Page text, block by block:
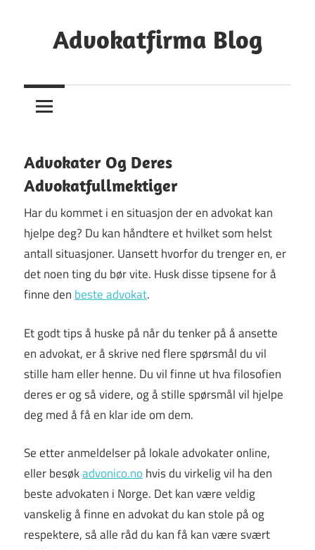
contentAdvokatfirma Blog
Guide
En
Advokat
Advokater Og Deres
Advokatfullmektiger
Har du kommet i en situasjon der en advokat kan
hjelpe deg? Du kan håndtere et hvilket som helst
antall situasjoner. Uansett hvorfor du trenger en, er
det noen ting du bør vite. Husk disse tipsene for å
finne denbeste advokat.
Et godt tips å huske på når du tenker på å ansette
en advokat, er å skrive ned flere spørsmål du vil
stille ham eller henne. Du vil finne ut hva filosofien
deres er og så videre, og å stille spørsmål vil hjelpe
deg med å få en klar ide om dem.
Se etter anmeldelser på lokale advokater online,
eller besøkadvonico.nohvis du virkelig vil ha den
beste advokaten i Norge. Det kan være veldig
vanskelig å finne en advokat du kan stole på og
respektere, så alle råd du kan få kan være svært